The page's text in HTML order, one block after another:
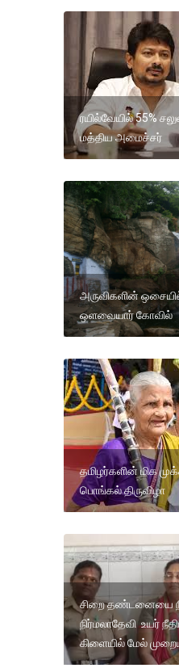
ரயில்வேயில் 55%
மத்திய அமைச்சர்
அருவிகளின்
ஒளவையார் கோவில்
தமிழர்களின் மிக
பொங்கல் திருவிழா
சிறை தண்டனையை
நிர்மலாதேவி உயர்
கிளையில் மேல்